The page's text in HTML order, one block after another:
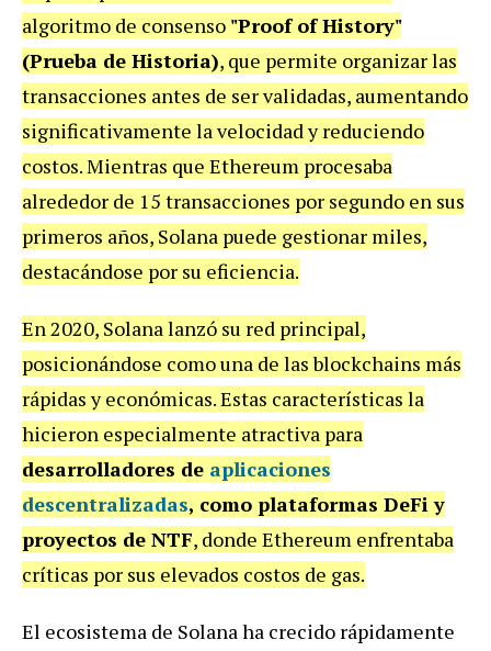
algoritmo de consenso "Proof of History"
(Prueba de Historia), que permite organizar las
transacciones antes de ser validadas, aumentando
significativamente la velocidad y reduciendo
costos. Mientras que Ethereum procesaba
alrededor de 15 transacciones por segundo en sus
primeros años, Solana puede gestionar miles,
destacándose por su eficiencia.
En 2020, Solana lanzó su red principal,
posicionándose como una de las blockchains más
rápidas y económicas. Estas características la
hicieron especialmente atractiva para
desarrolladores de aplicaciones
descentralizadas, como plataformas DeFi y
proyectos de NTF, donde Ethereum enfrentaba
críticas por sus elevados costos de gas.
El ecosistema de Solana ha crecido rápidamente